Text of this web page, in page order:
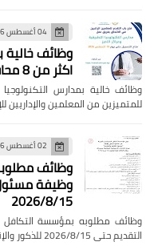
04 أغسطس 2026
وظائف خالية
اكثر من 8 محافظات
للمتميزين من المعلمين
02 أغسطس 2026
وظائف
وظيفة
2026/8/15
وظائف مطلوبه بمؤسسة
التقديم حتى 2026/8/15 للذكور والإناث اعلان…